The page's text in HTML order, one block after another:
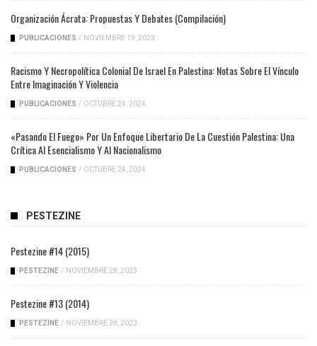
Organización Ácrata: Propuestas Y Debates (compilación)
PUBLICACIONES / NOVIEMBRE 19, 2023
Racismo Y Necropolítica Colonial De Israel En Palestina: Notas Sobre El Vínculo
Entre Imaginación Y Violencia
PUBLICACIONES / OCTUBRE 24, 2024
«Pasando El Fuego» Por Un Enfoque Libertario De La Cuestión Palestina: Una
Crítica Al Esencialismo Y Al Nacionalismo
PUBLICACIONES / OCTUBRE 24, 2024
PESTEZINE
Pestezine #14 (2015)
PESTEZINE / NOVIEMBRE 28, 2023
Pestezine #13 (2014)
PESTEZINE / NOVIEMBRE 28, 2023